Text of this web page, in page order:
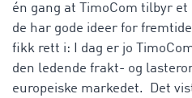
én gang at TimoCom tilbyr
de har gode ideer for
fikk rett i: I dag er jo
den ledende frakt- og
europeiske markedet. Det